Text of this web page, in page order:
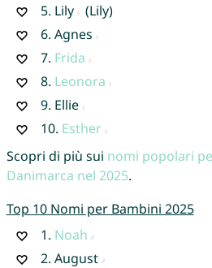
5. Lily
(Lily)
6. Agnes
7. Frida
8. Leonora
9. Ellie
10. Esther
Scopri di più sui nomi popolari
Danimarca nel 2025.
Top 10 Nomi per Bambini 2025
1. Noah
2. August